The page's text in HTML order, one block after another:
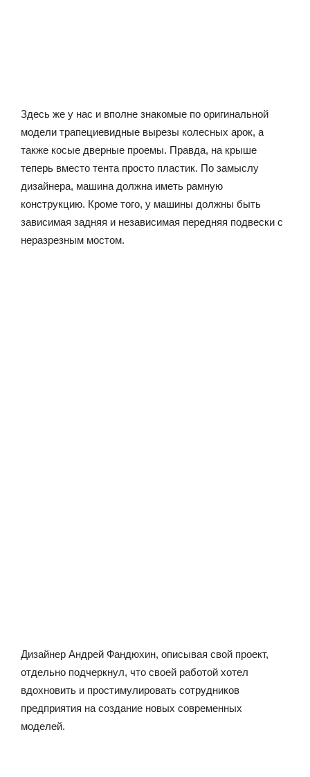
Здесь же у нас и вполне знакомые по оригинальной
модели трапециевидные вырезы колесных арок, а
также косые дверные проемы. Правда, на крыше
теперь вместо тента просто пластик. По замыслу
дизайнера, машина должна иметь рамную
конструкцию. Кроме того, у машины должны быть
зависимая задняя и независимая передняя подвески с
неразрезным мостом.
Дизайнер Андрей Фандюхин, описывая свой проект,
отдельно подчеркнул, что своей работой хотел
вдохновить и простимулировать сотрудников
предприятия на создание новых современных
моделей.